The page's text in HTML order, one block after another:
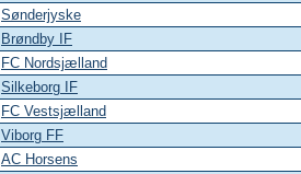
Sønderjyske
Brøndby IF
FC Nordsjælland
Silkeborg IF
FC Vestsjælland
Viborg FF
AC Horsens